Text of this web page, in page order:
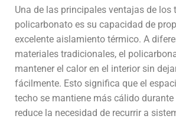
Una de las principales ventajas de los
policarbonato es su capacidad de
excelente aislamiento térmico. A
materiales tradicionales, el
mantener el calor en el interior sin
fácilmente. Esto significa que el
techo se mantiene más cálido durante
reduce la necesidad de recurrir a